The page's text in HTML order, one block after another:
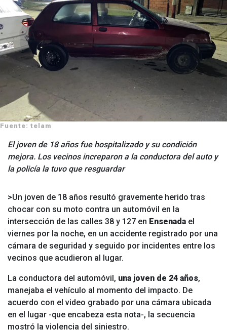
Fuente: telam
El joven de 18 años fue hospitalizado y su condición
mejora. Los vecinos increparon a la conductora del auto y
la policía la tuvo que resguardar
>Un joven de 18 años resultó gravemente herido tras
chocar con su moto contra un automóvil en la
intersección de las calles 38 y 127 en Ensenada el
viernes por la noche, en un accidente registrado por una
cámara de seguridad y seguido por incidentes entre los
vecinos que acudieron al lugar.
La conductora del automóvil, una joven de 24 años,
manejaba el vehículo al momento del impacto. De
acuerdo con el video grabado por una cámara ubicada
en el lugar -que encabeza esta nota-, la secuencia
mostró la violencia del siniestro.